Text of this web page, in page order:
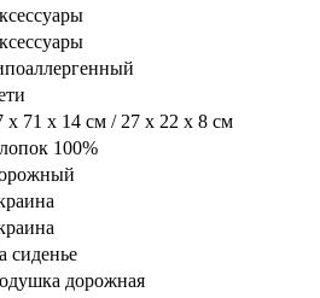
х 71 х 14 см / 27 х 22 х 8 см
100%
сиденье
дорожная